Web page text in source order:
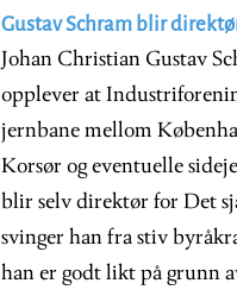
Gustav Schram blir
Johan Christian Gustav
opplever at
jernbane mellom
Korsør og eventuelle
blir selv direktør for Det
svinger han fra stiv
han er godt likt på grunn